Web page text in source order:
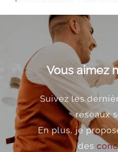
Vous aimez
Suivez les
réseaux
En plus, je
des